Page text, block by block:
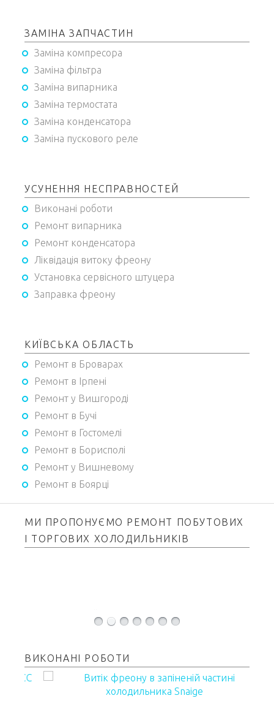
ЗАМІНА ЗАПЧАСТИН
Заміна компресора
Заміна фільтра
Заміна випарника
Заміна термостата
Заміна конденсатора
Заміна пускового реле
УСУНЕННЯ НЕСПРАВНОСТЕЙ
Виконані роботи
Ремонт випарника
Ремонт конденсатора
Ліквідація витоку фреону
Установка сервісного штуцера
Заправка фреону
КИЇВСЬКА ОБЛАСТЬ
Ремонт в Броварах
Ремонт в Ірпені
Ремонт у Вишгороді
Ремонт в Бучі
Ремонт в Гостомелі
Ремонт в Борисполі
Ремонт у Вишневому
Ремонт в Боярці
МИ ПРОПОНУЄМО РЕМОНТ ПОБУТОВИХ
І ТОРГОВИХ ХОЛОДИЛЬНИКІВ
ВИКОНАНІ РОБОТИ